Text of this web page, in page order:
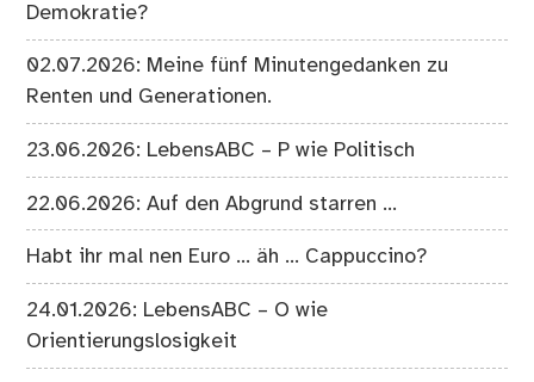
Demokratie?
02.07.2026: Meine fünf Minutengedanken zu
Renten und Generationen.
23.06.2026: LebensABC – P wie Politisch
22.06.2026: Auf den Abgrund starren …
Habt ihr mal nen Euro … äh … Cappuccino?
24.01.2026: LebensABC – O wie
Orientierungslosigkeit